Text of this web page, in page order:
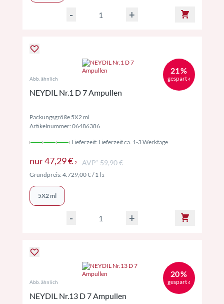
- +
21 %
gespart 4
Abb. ähnlich
NEYDIL Nr.1 D 7 Ampullen
Packungsgröße 5X2 ml
Artikelnummer: 06486386
Lieferzeit: Lieferzeit ca. 1-3 Werktage
nur47,29 € 2Preise inkl. MwSt. ggf. zzgl. Versand
AVP² 59,90 €
Grundpreis:4.729,00 €/ 1 l 2Preise inkl. MwSt. ggf. zzgl. Versand
5X2 ml
- +
20 %
gespart 4
Abb. ähnlich
NEYDIL Nr.13 D 7 Ampullen